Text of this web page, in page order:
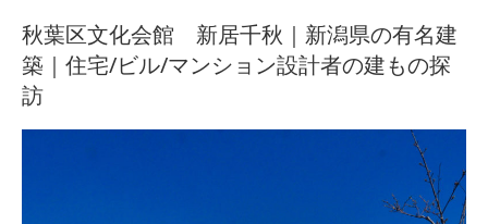
秋葉区文化会館 新居千秋｜新潟県の有名建
築｜住宅/ビル/マンション設計者の建もの探
訪